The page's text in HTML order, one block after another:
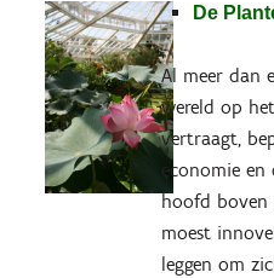
De
Al meer dan
wereld op
vertraagt,
economie
hoofd boven
moest
leggen om